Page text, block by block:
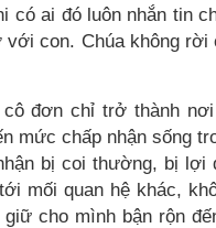
có ai đó luôn nhắn tin
với con. Chúa không
đơn chỉ trở thành
mức chấp nhận sống
bị coi thường, bị
mối quan hệ khác,
cho mình bận rộn